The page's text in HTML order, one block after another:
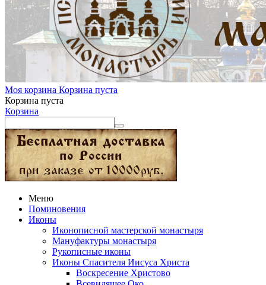
Моя корзина Корзина пуста
Корзина пуста
Корзина
Меню
Поминовения
Иконы
Иконописной мастерской монастыря
Мануфактуры монастыря
Рукописные иконы
Иконы Спасителя Иисуса Христа
Воскресение Христово